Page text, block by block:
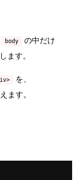
body
の中だけ
ます。
を、
ます。